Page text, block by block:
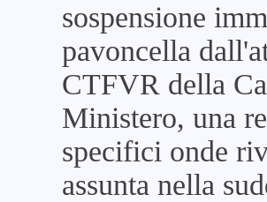
sospensione
pavoncella
CTFVR della
Ministero, una
specifici onde
assunta nella